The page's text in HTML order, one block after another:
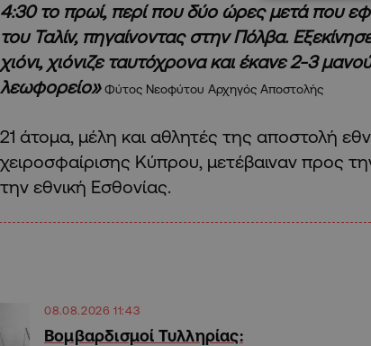
4:30 το πρωί, περί που δύο ώρες μετά που
του Ταλίν, πηγαίνοντας στην Πόλβα.
χιόνι, χιόνιζε ταυτόχρονα και έκανε 2-3
λεωφορείο» Φύτος Νεοφύτου Αρχηγός Αποστολής
21 άτομα, μέλη και αθλητές της αποστολή
χειροσφαίρισης Κύπρου, μετέβαιναν προς
την εθνική Εσθονίας.
08.08.2026 11:43
Βομβαρδισμοί Τυλληρίας: